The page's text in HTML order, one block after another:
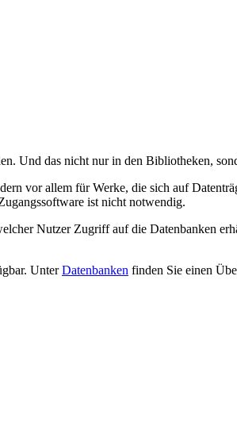
Und das nicht nur in den Bibliotheken,
vor allem für Werke, die sich auf
ist nicht notwendig.
Nutzer Zugriff auf die Datenbanken
UnterDatenbanken finden Sie einen